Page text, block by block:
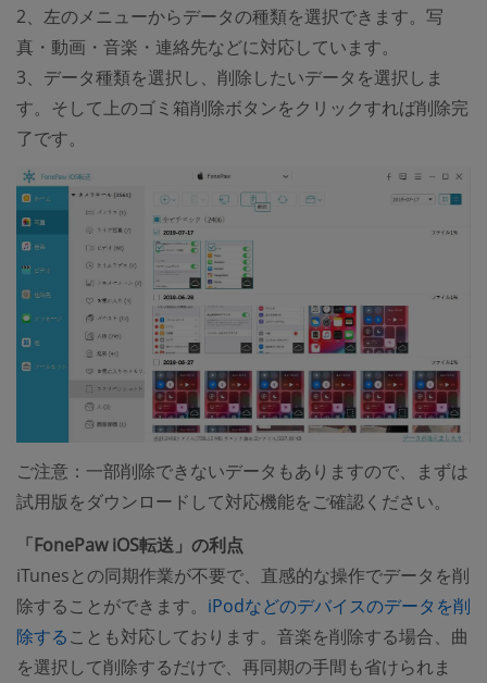
2、左のメニューからデータの種類を選択できます。写
真・動画・音楽・連絡先などに対応しています。
3、データ種類を選択し、削除したいデータを選択しま
す。そして上のゴミ箱削除ボタンをクリックすれば削除完
了です。
ご注意：一部削除できないデータもありますので、まずは
試用版をダウンロードして対応機能をご確認ください。
「FonePaw iOS転送」の利点
iTunesとの同期作業が不要で、直感的な操作でデータを削
除することができます。 iPodなどのデバイスのデータを削
除することも対応しております。音楽を削除する場合、曲
を選択して削除するだけで、再同期の手間も省けられま